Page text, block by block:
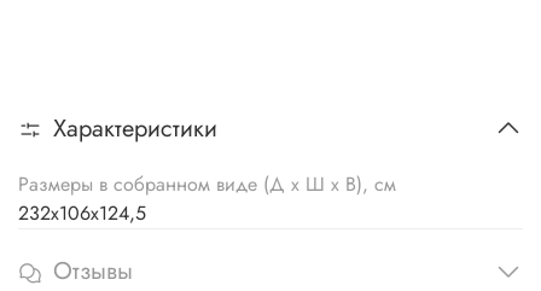
Характеристики
Размеры в собранном виде (Д х Ш х В), см
232х106х124,5
Отзывы